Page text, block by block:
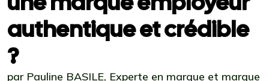
authentique et crédible
?
par Pauline BASILE, Experte en marque et marque